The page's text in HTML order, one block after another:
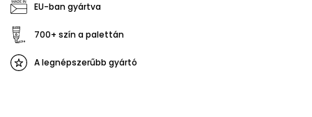
EU-ban gyártva
700+ szín a palettán
A legnépszerűbb gyártó